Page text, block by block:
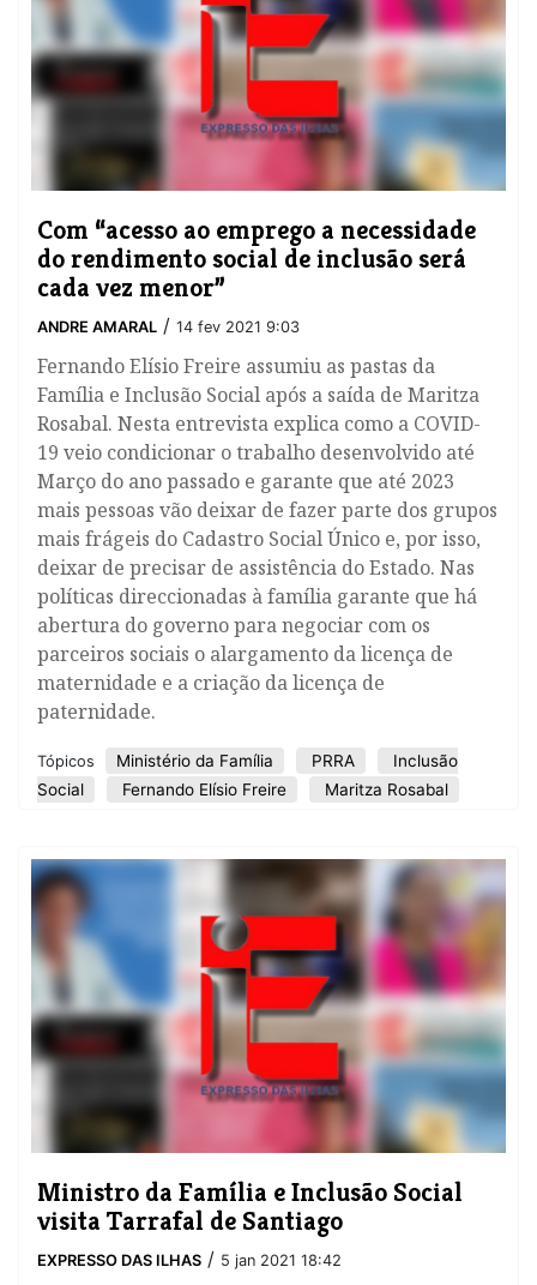
Com “acesso ao emprego a necessidade
do rendimento social de inclusão será
cada vez menor”
ANDRE AMARAL / 14 fev 2021 9:03
Fernando Elísio Freire assumiu as pastas da
Família e Inclusão Social após a saída de Maritza
Rosabal. Nesta entrevista explica como a COVID-
19 veio condicionar o trabalho desenvolvido até
Março do ano passado e garante que até 2023
mais pessoas vão deixar de fazer parte dos grupos
mais frágeis do Cadastro Social Único e, por isso,
deixar de precisar de assistência do Estado. Nas
políticas direccionadas à família garante que há
abertura do governo para negociar com os
parceiros sociais o alargamento da licença de
maternidade e a criação da licença de
paternidade.
Tópicos Ministério da Família PRRA
Inclusão
Social
Fernando Elísio Freire Maritza Rosabal
Ministro da Família e Inclusão Social
visita Tarrafal de Santiago
EXPRESSO DAS ILHAS / 5 jan 2021 18:42